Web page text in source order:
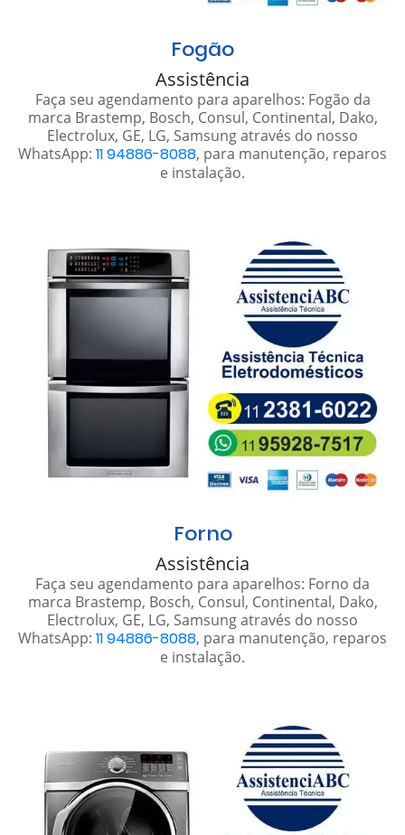
Fogão
Assistência
Faça seu agendamento para aparelhos: Fogão da
marca Brastemp, Bosch, Consul, Continental, Dako,
Electrolux, GE, LG, Samsung através do nosso
WhatsApp: 11 94886-8088, para manutenção, reparos
e instalação.
Forno
Assistência
Faça seu agendamento para aparelhos: Forno da
marca Brastemp, Bosch, Consul, Continental, Dako,
Electrolux, GE, LG, Samsung através do nosso
WhatsApp: 11 94886-8088, para manutenção, reparos
e instalação.